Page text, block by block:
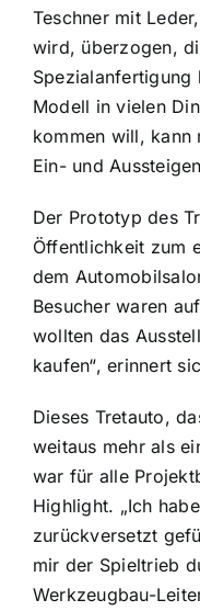
Teschner mit
wird, überzogen,
Spezialanfertigung
Modell in vielen
kommen will, kann
Ein- und
Der Prototyp des
Öffentlichkeit zum
dem
Besucher waren
wollten das
kaufen“, erinnert
Dieses Tretauto,
weitaus mehr als
war für alle
Highlight. „Ich
zurückversetzt
mir der Spieltrieb
Werkzeugbau-